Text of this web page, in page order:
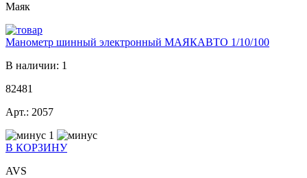
Маяк
Манометр шинный электронный МАЯКАВТО 1/10/100
В наличии: 1
82481
Арт.: 2057
1
В КОРЗИНУ
AVS